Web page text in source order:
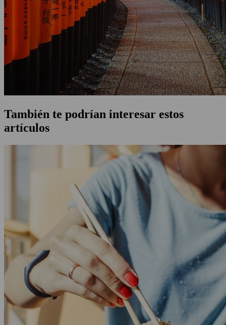
También te podrían interesar estos
artículos